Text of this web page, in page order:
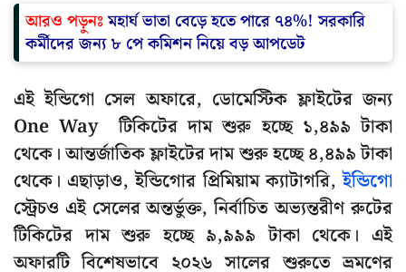
আরও পড়ুনঃমহার্ঘ ভাতা বেড়ে হতে পারে ৭৪%! সরকারি
কর্মীদের জন্য ৮ পে কমিশন নিয়ে বড় আপডেট
এই ইন্ডিগো সেল অফারে, ডোমেস্টিক ফ্লাইটের জন্য
One Way টিকিটের দাম শুরু হচ্ছে ১,৪৯৯ টাকা
থেকে। আন্তর্জাতিক ফ্লাইটের দাম শুরু হচ্ছে ৪,৪৯৯ টাকা
থেকে। এছাড়াও, ইন্ডিগোর প্রিমিয়াম ক্যাটাগরি,ইন্ডিগো
স্ট্রেচও এই সেলের অন্তর্ভুক্ত, নির্বাচিত অভ্যন্তরীণ রুটের
টিকিটের দাম শুরু হচ্ছে ৯,৯৯৯ টাকা থেকে। এই
অফারটি বিশেষভাবে ২০২৬ সালের শুরুতে ভ্রমণের